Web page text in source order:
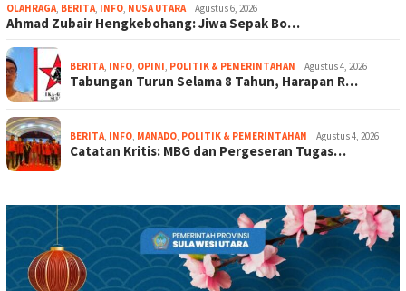
OLAHRAGA BERITA INFO NUSA UTARA Agustus 6, 2026
Ahmad Zubair Hengkebohang: Jiwa Sepak Bo…
BERITA INFO OPINI POLITIK & PEMERINTAHAN Agustus 4, 2026
Tabungan Turun Selama 8 Tahun, Harapan R…
BERITA INFO MANADO POLITIK & PEMERINTAHAN Agustus 4, 2026
Catatan Kritis: MBG dan Pergeseran Tugas…